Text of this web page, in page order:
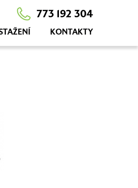
773 192 304
KONTAKTY